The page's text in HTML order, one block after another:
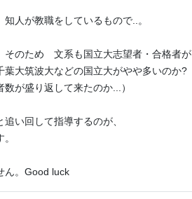
人が教職をしているもので..。
そのため 文系も国立大志望者・合格者が
大筑波大などの国立大がやや多いのか?
が盛り返して来たのか...）
い回して指導するのが、
ん。Good luck